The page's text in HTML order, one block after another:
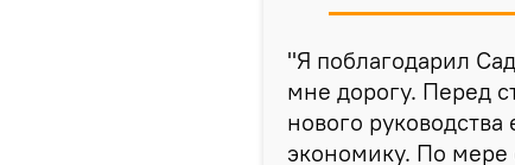
"Я поблагодарил
мне дорогу. Перед
нового
экономику. По мере